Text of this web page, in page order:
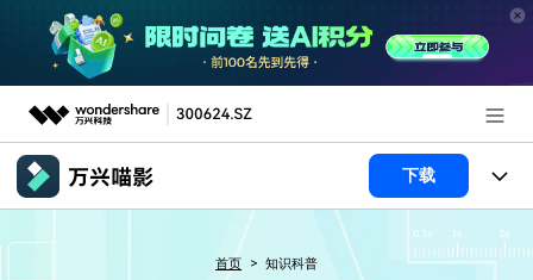
推荐产品 下载
产品
首页 知识科普